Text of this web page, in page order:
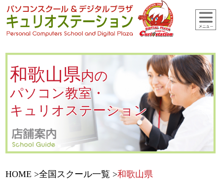
和歌山県内の
パソコン教室・
キュリオステーション
HOME 全国スクール一覧 和歌山県